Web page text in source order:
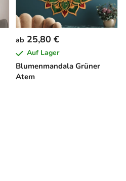
Blumenmandala Grüner
Atem
ab 25,80 €
Auf Lager